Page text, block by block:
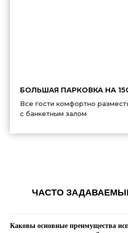
БОЛЬШАЯ ПАРКОВКА НА
Все гости комфортно
с банкетным залом
ЧАСТО
Каковы основные преимущества